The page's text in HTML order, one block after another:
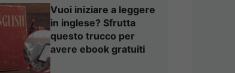
Vuoi iniziare a leggere
in inglese? Sfrutta
questo trucco per
avere ebook gratuiti